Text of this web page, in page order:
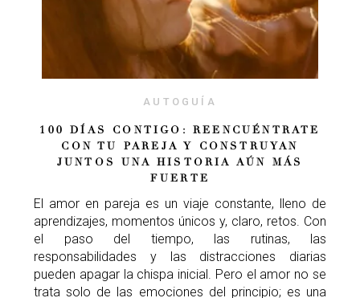
AUTOGUÍA
100 DÍAS CONTIGO: REENCUÉNTRATE
CON TU PAREJA Y CONSTRUYAN
JUNTOS UNA HISTORIA AÚN MÁS
FUERTE
El amor en pareja es un viaje constante, lleno de
aprendizajes, momentos únicos y, claro, retos. Con
el paso del tiempo, las rutinas, las
responsabilidades y las distracciones diarias
pueden apagar la chispa inicial. Pero el amor no se
trata solo de las emociones del principio; es una